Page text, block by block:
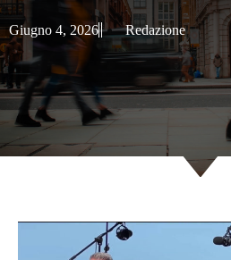
Giugno 4, 2026 Redazione